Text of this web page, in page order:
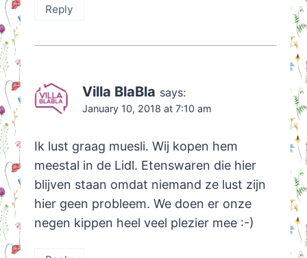
Reply
Villa BlaBla says:
January 10, 2018 at 7:10 am
Ik lust graag muesli. Wij kopen hem
meestal in de Lidl. Etenswaren die hier
blijven staan omdat niemand ze lust zijn
hier geen probleem. We doen er onze
negen kippen heel veel plezier mee :-)